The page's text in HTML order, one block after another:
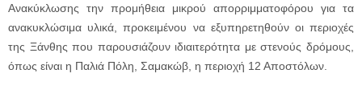
Ανακύκλωσης την προμήθεια μικρού απορριμματοφόρου για τα
ανακυκλώσιμα υλικά, προκειμένου να εξυπηρετηθούν οι περιοχές
της Ξάνθης που παρουσιάζουν ιδιαιτερότητα με στενούς δρόμους,
όπως είναι η Παλιά Πόλη, Σαμακώβ, η περιοχή 12 Αποστόλων.